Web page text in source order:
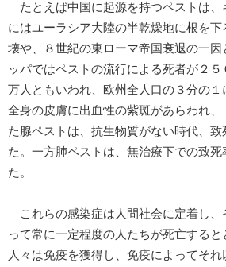
たとえば中国に起源を持つペストは、
にはユーラシア大陸の半乾燥地に根を
壊や、８世紀の東ローマ帝国衰退の一因
ッパではペストの流行による死者が２５
万人ともいわれ、欧州全人口の３分の１
全身の皮膚に出血性の紫斑があらわれ
た腺ペストは、抗生物質がない時代、致
た。一方肺ペストは、無治療下での致死
た。
これらの感染症は人間社会に定着し、
って常に一定程度の人たちが死亡すると
人々は免疫を獲得し、免疫によってそ